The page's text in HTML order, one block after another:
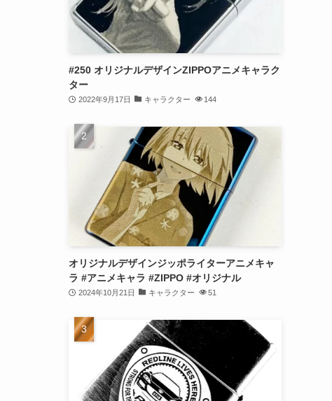
#250 オリジナルデザインZIPPOアニメキャラク
ター
2022年9月17日 キャラクター 144
オリジナルデザインジッポライターアニメキャ
ラ #アニメキャラ #ZIPPO #オリジナル
2024年10月21日 キャラクター 51